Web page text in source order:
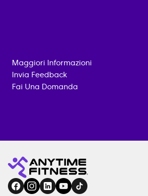
Maggiori Informazioni
Invia Feedback
Fai Una Domanda
Anytime
Fitness
PER
L'ALLENAMENTO
SERVIZI